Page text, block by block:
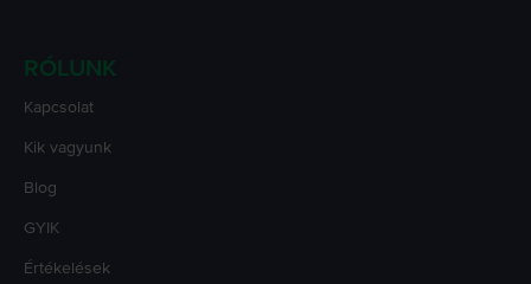
RÓLUNK
Kapcsolat
Kik vagyunk
Blog
GYIK
Értékelések